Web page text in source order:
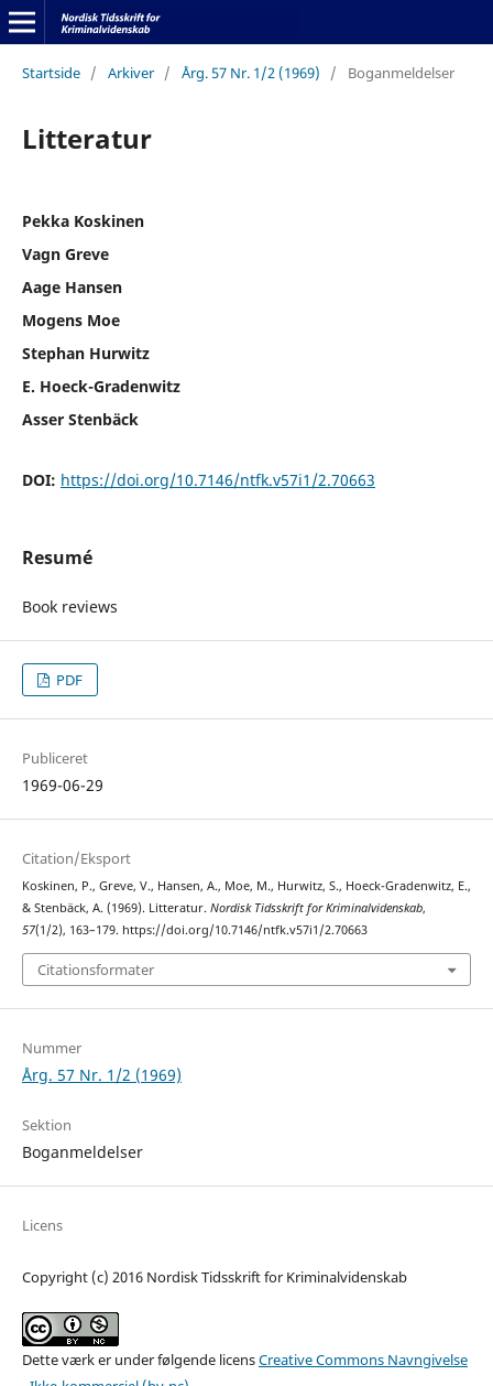
Startside / Arkiver / Årg. 57 Nr. 1/2 (1969) / Boganmeldelser
Litteratur
Pekka Koskinen
Vagn Greve
Aage Hansen
Mogens Moe
Stephan Hurwitz
E. Hoeck-Gradenwitz
Asser Stenbäck
DOI: https://doi.org/10.7146/ntfk.v57i1/2.70663
Resumé
Book reviews
PDF
Publiceret
1969-06-29
Citation/Eksport
Koskinen, P., Greve, V., Hansen, A., Moe, M., Hurwitz, S., Hoeck-Gradenwitz, E.,
& Stenbäck, A. (1969). Litteratur. Nordisk Tidsskrift for Kriminalvidenskab,
57(1/2), 163–179. https://doi.org/10.7146/ntfk.v57i1/2.70663
Citationsformater
Nummer
Årg. 57 Nr. 1/2 (1969)
Sektion
Boganmeldelser
Licens
Copyright (c) 2016 Nordisk Tidsskrift for Kriminalvidenskab
Dette værk er under følgende licensCreative Commons Navngivelse